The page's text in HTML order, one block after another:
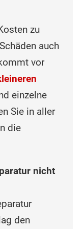
zu
auch
vor
einzelne
Sie in aller
die
nicht
den